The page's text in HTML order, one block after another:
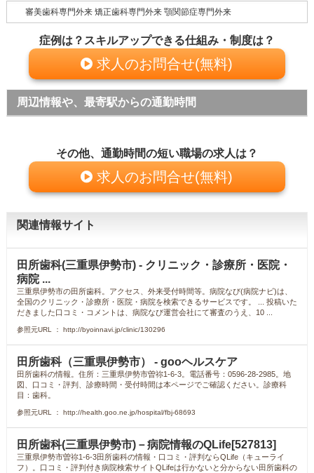
審美歯科専門外来 矯正歯科専門外来 顎関節症専門外来
症例は？スキルアップできる仕組み・制度は？
求人のお問合せ(無料)
周辺情報や、最寄駅からの通勤時間
その他、通勤時間の短い職場の求人は？
求人のお問合せ(無料)
関連情報サイト
田所歯科(三重県伊勢市) - クリニック・診療所・医院・
病院 ...
三重県伊勢市の田所歯科。アクセス、外来受付時間等。病院なび(病院ナビ)は、
全国のクリニック・診療所・医院・病院を検索できるサービスです。 ... 投稿いた
だきました口コミ・コメントは、病院なび運営会社にて審査のうえ、10 ...
参照元URL ： http://byoinnavi.jp/clinic/130296
田所歯科（三重県伊勢市） - gooヘルスケア
田所歯科の情報。住所：三重県伊勢市曽祢1-6-3。電話番号：0596-28-2985。地
図、口コミ・評判、診療時間・受付時間は本ページでご確認ください。診療科
目：歯科。
参照元URL ： http://health.goo.ne.jp/hospital/fbj-68693
田所歯科(三重県伊勢市)－病院情報のQLife[527813]
三重県伊勢市曽祢1-6-3田所歯科の情報・口コミ・評判ならQLife（キューライ
フ）。口コミ・評判付き病院検索サイトQLifeは行かないと分からない田所歯科の